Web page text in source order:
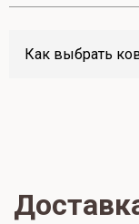
Как выбрать